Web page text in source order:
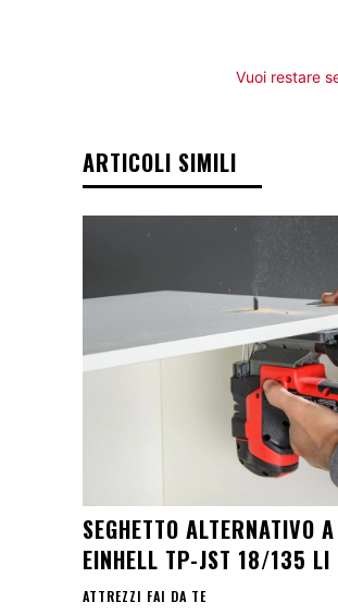
Vuoi restare
ARTICOLI SIMILI
SEGHETTO ALTERNATIVO
EINHELL TP-JST 18/135 LI
ATTREZZI FAI DA TE